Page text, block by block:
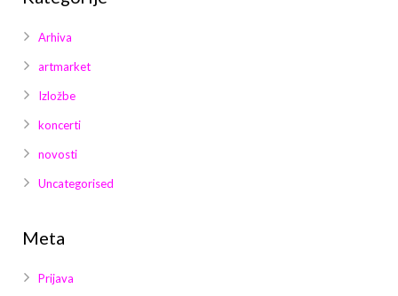
Arhiva
artmarket
Izložbe
koncerti
novosti
Uncategorised
Meta
Prijava